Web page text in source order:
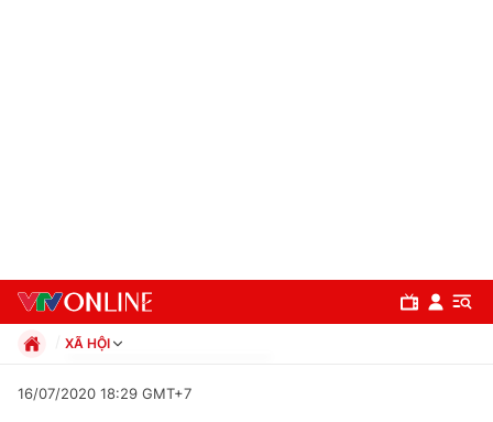
XÃ HỘI
Xã hội
16/07/2020 18:29 GMT+7